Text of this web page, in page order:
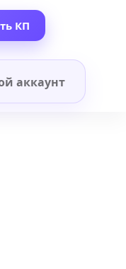
КП
аккаунт